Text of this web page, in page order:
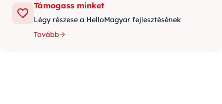
Támogass minket
Légy részese a HelloMagyar fejlesztésének
Tovább